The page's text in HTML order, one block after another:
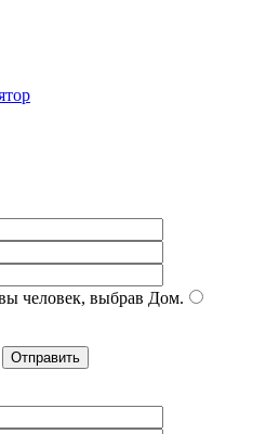
человек, выбрав Дом.